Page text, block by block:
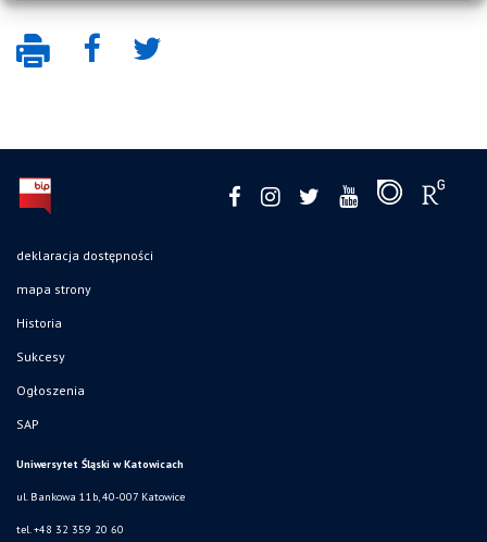
deklaracja dostępności
mapa strony
Historia
Sukcesy
Ogłoszenia
SAP
Uniwersytet Śląski w Katowicach
ul. Bankowa 11b, 40-007 Katowice
tel. +48 32 359 20 60